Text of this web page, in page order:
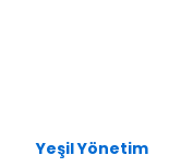
Yeşil Yönetim